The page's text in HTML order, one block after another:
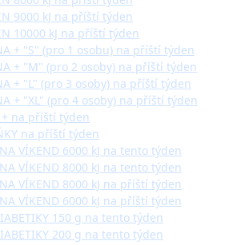
9000 kJ na příští týden
10000 kJ na příští týden
+ "S" (pro 1 osobu) na příští týden
+ "M" (pro 2 osoby) na příští týden
+ "L" (pro 3 osoby) na příští týden
+ "XL" (pro 4 osoby) na příští týden
+ na příští týden
na příští týden
VÍKEND 6000 kJ na tento týden
VÍKEND 8000 kJ na tento týden
VÍKEND 8000 kJ na příští týden
VÍKEND 6000 kJ na příští týden
150 g na tento týden
200 g na tento týden